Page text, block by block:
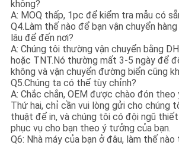
không?
A: MOQ thấp, 1pc để kiểm tra mẫu có
Q4.Làm thế nào để bạn vận chuyển
lâu để đến nơi?
A: Chúng tôi thường vận chuyển bằng
hoặc TNT.Nó thường mất 3-5 ngày để
không và vận chuyển đường biển cũng
Q5.Chúng ta có thể tùy chỉnh?
A: Chắc chắn, OEM được chào đón theo
Thứ hai, chỉ cần vui lòng gửi cho chúng
thuật để in, và chúng tôi có đội ngũ
phục vụ cho bạn theo ý tưởng của bạn.
Q6: Nhà máy của bạn ở đâu, làm thế